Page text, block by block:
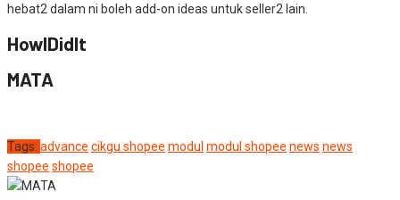
hebat2 dalam ni boleh add-on ideas untuk seller2 lain.
HowIDidIt
MATA
Tags: advance cikgu shopee modul modul shopee news news
shopee shopee